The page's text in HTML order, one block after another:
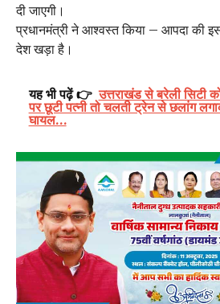
दी जाएगी।
प्रधानमंत्री ने आश्वस्त किया – आपदा की
देश खड़ा है।
यह भी पढ़ें 👉 उत्तराखंड से बरेली सिटी
पर छूटी पत्नी तो चलती ट्रेन से छलांग
घायल…